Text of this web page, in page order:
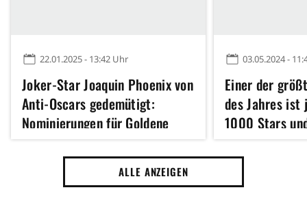
22.01.2025 - 13:42 Uhr
Joker-Star Joaquin Phoenix von
Anti-Oscars gedemütigt:
Nominierungen für Goldene
Himbeere 2025 knöpfen sich
auch Marvel-Desaster vor
03.05.2024 -
Einer der
des Jahres
1000 Stars
man kaum
ALLE ANZEIGEN